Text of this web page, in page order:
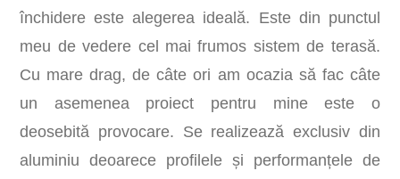
închidere este alegerea ideală. Este din punctul
meu de vedere cel mai frumos sistem de terasă.
Cu mare drag, de câte ori am ocazia să fac câte
un asemenea proiect pentru mine este o
deosebită provocare. Se realizează exclusiv din
aluminiu deoarece profilele și performanțele de